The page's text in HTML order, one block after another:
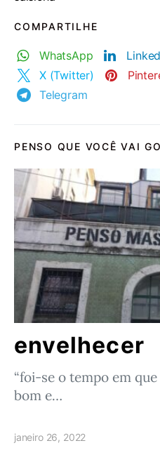
COMPARTILHE
WhatsApp
X (Twitter)
Telegram
PENSO QUE VOCÊ VAI
envelhecer
“foi-se o tempo em
bom e…
janeiro 26, 2022